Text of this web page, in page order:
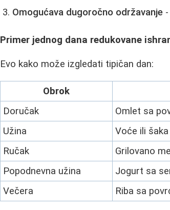
Omogućava dugoročno održavanje
Primer jednog dana redukovane
Evo kako može izgledati tipičan dan:
Obrok
Doručak
Omlet sa
Užina
Voće ili
Ručak
Grilovano
Popodnevna užina
Jogurt sa
Večera
Riba sa